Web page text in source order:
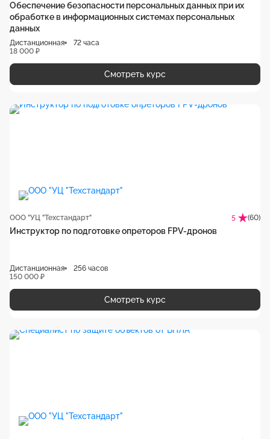
Обеспечение безопасности персональных данных при их
обработке в информационных системах персональных
данных
Дистанционная
72 часа
18 000 ₽
Смотреть курс
ООО "УЦ "Техстандарт" 5 (60)
Инструктор по подготовке опреторов FPV-дронов
Дистанционная
256 часов
150 000 ₽
Смотреть курс